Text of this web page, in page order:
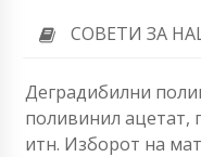
СОВЕТИ ЗА
Деградибилни
поливинил ацетат,
итн. Изборот на